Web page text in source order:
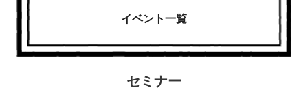
イベント一覧
セミナー